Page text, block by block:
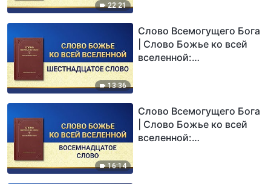
22:21
13:36
Слово Всемогущего Бога
| Слово Божье ко всей
вселенной:
16:14
Слово Всемогущего Бога
| Слово Божье ко всей
вселенной: